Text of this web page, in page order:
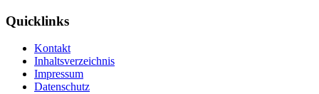
Quicklinks
Kontakt
Inhaltsverzeichnis
Impressum
Datenschutz